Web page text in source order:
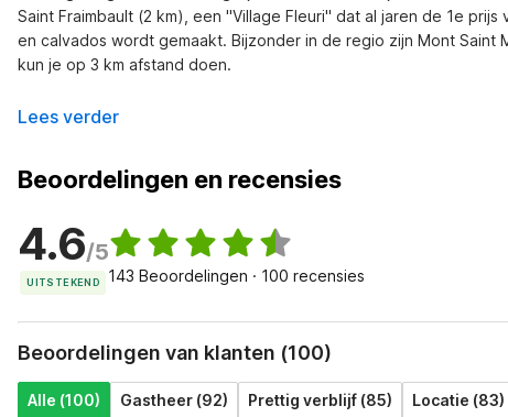
Saint Fraimbault (2 km), een "Village Fleuri" dat al jaren de 1e
en calvados wordt gemaakt. Bijzonder in de regio zijn Mont
kun je op 3 km afstand doen.
Lees verder
Beoordelingen en recensies
4.6/5
UITSTEKEND 143 Beoordelingen · 100 recensies
Beoordelingen van klanten (100)
Alle (100) Gastheer (92) Prettig verblijf (85) Locatie (83)